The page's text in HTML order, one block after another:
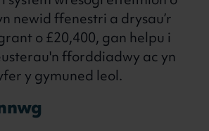
newid ffenestri a drysau’r
o £20,400, gan helpu i
fforddiadwy ac yn
y gymuned leol.